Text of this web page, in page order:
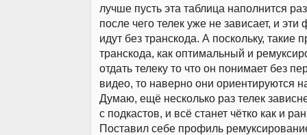
лучше пусть эта таблица наполнится
после чего телек уже не зависает, и
идут без транскода. А поскольку, такие
транскода, как оптимальный и
отдать телеку то что он понимает без
видео, то наверно они ориентируются
Думаю, ещё несколько раз телек
с подкастов, и всё станет чётко как и
Поставил себе профиль